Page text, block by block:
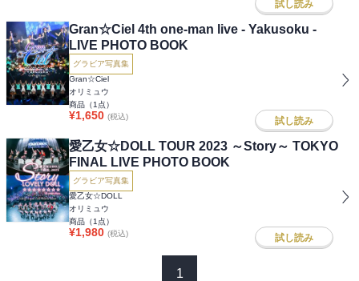
試し読み
Gran☆Ciel 4th one-man live - Yakusoku -
LIVE PHOTO BOOK
グラビア写真集
Gran☆Ciel
オリミュウ
商品（1 点）
¥1,650 (税込) 試し読み
愛乙女☆DOLL TOUR 2023 ～Story～ TOKYO
FINAL LIVE PHOTO BOOK
グラビア写真集
愛乙女☆DOLL
オリミュウ
商品（1 点）
¥1,980 (税込) 試し読み
1